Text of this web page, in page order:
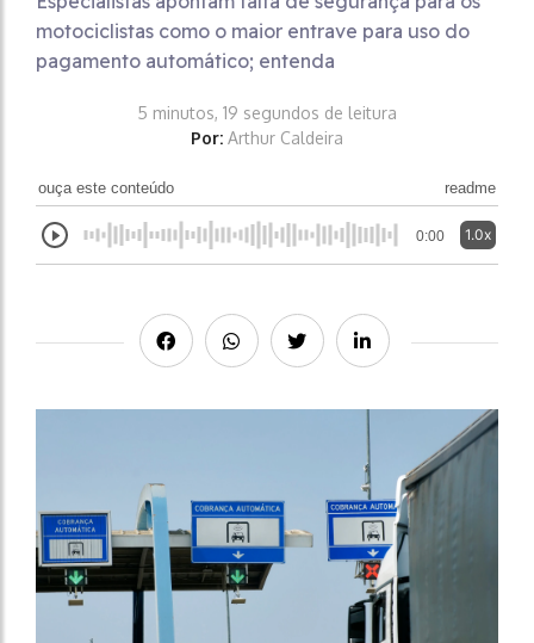
motociclistas como o maior entrave para uso do
pagamento automático; entenda
5 minutos, 19 segundos de leitura
Por: Arthur Caldeira
ouça este conteúdo readme
0:00 1.0x